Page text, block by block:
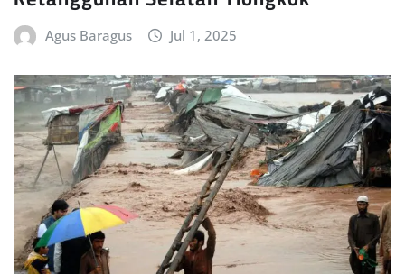
Agus Baragus Jul 1, 2025